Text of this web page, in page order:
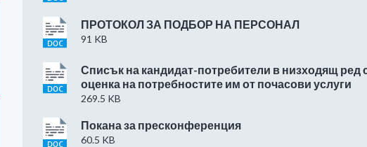
ПРОТОКОЛ ЗА ПОДБОР НА ПЕРСОНАЛ
91 KB
Списък на кандидат-потребители в низходящ ред
оценка на потребностите им от почасови услуги
269.5 KB
Покана за пресконференция
60.5 KB